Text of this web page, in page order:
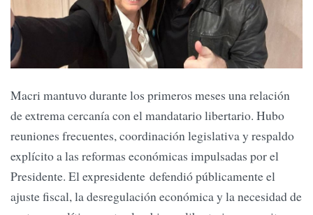
Macri mantuvo durante los primeros meses una relación
de extrema cercanía con el mandatario libertario. Hubo
reuniones frecuentes, coordinación legislativa y respaldo
explícito a las reformas económicas impulsadas por el
Presidente. El expresidente defendió públicamente el
ajuste fiscal, la desregulación económica y la necesidad de